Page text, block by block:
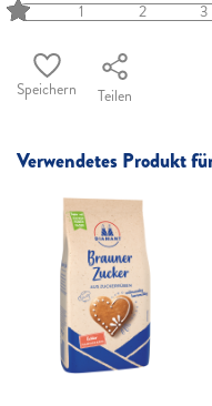
1 2 3
Speichern Teilen
Verwendetes Produkt